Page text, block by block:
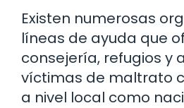
Existen numerosas
líneas de ayuda que
consejería, refugios y
víctimas de maltrato
a nivel local como